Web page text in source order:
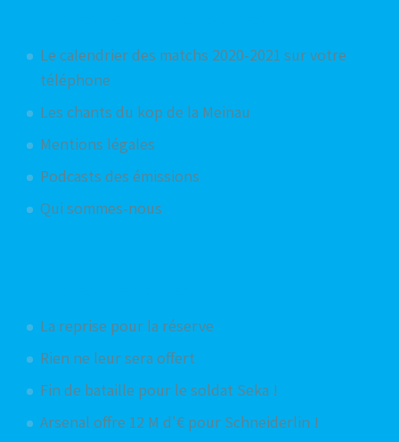
Le calendrier des matchs 2020-2021 sur votre
téléphone
Les chants du kop de la Meinau
Mentions légales
Podcasts des émissions
Qui sommes-nous
La reprise pour la réserve
Rien ne leur sera offert
Fin de bataille pour le soldat Seka !
Arsenal offre 12 M d'€ pour Schneiderlin !